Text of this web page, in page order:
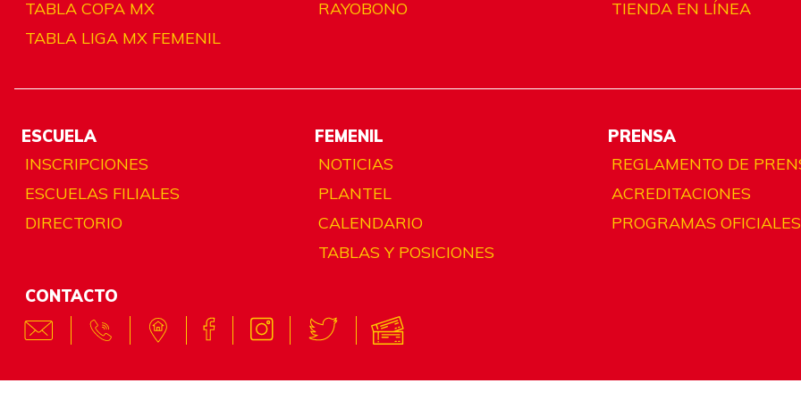
TABLA COPA MX
TABLA LIGA MX FEMENIL
RAYOBONO
TIENDA EN LÍNEA
ESCUELA
INSCRIPCIONES
ESCUELAS FILIALES
DIRECTORIO
FEMENIL
NOTICIAS
PLANTEL
CALENDARIO
TABLAS Y POSICIONES
PRENSA
REGLAMENTO DE
ACREDITACIONES
PROGRAMAS OFICIALES
CONTACTO